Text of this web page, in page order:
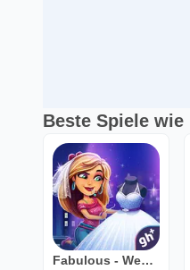
Beste Spiele
Fabulous - Wedding Disaster